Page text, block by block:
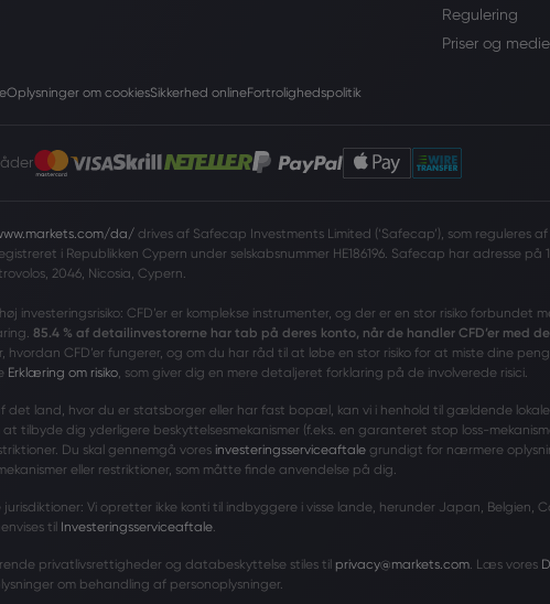
Regulering
Priser og
Oplysninger om cookiesSikkerhed onlineFortrolighedspolitik
da/drives af Safecap Investments Limited (‘Safecap’), som reguleres af
i Republikken Cypern under selskabsnummer HE186196. Safecap har adresse på 10
2046, Nicosia, Cypern.
investeringsrisiko: CFD’er er komplekse instrumenter, og der er en stor risiko forbundet
85.4 % af detailinvestorerne har tab på deres konto, når de handler CFD’er med
hvordan CFD’er fungerer, og om du har råd til at løbe en stor risiko for at miste dine
Erklæring om risiko, som giver dig en mere detaljeret forklaring på de involverede risici.
land, hvor du er statsborger eller har fast bopæl, kan vi i henhold til gældende lokale
tilbyde dig yderligere beskyttelsesmekanismer (f.eks. en garanteret stop loss-
Du skal gennemgå vores investeringsserviceaftalegrundigt for nærmere
eller restriktioner, som måtte finde anvendelse på dig.
Vi opretter ikke konti til indbyggere i visse lande, herunder Japan, Belgien,
til Investeringsserviceaftale.
privatlivsrettigheder og databeskyttelse stiles til privacy@markets.com. Læs vores
om behandling af personoplysninger.